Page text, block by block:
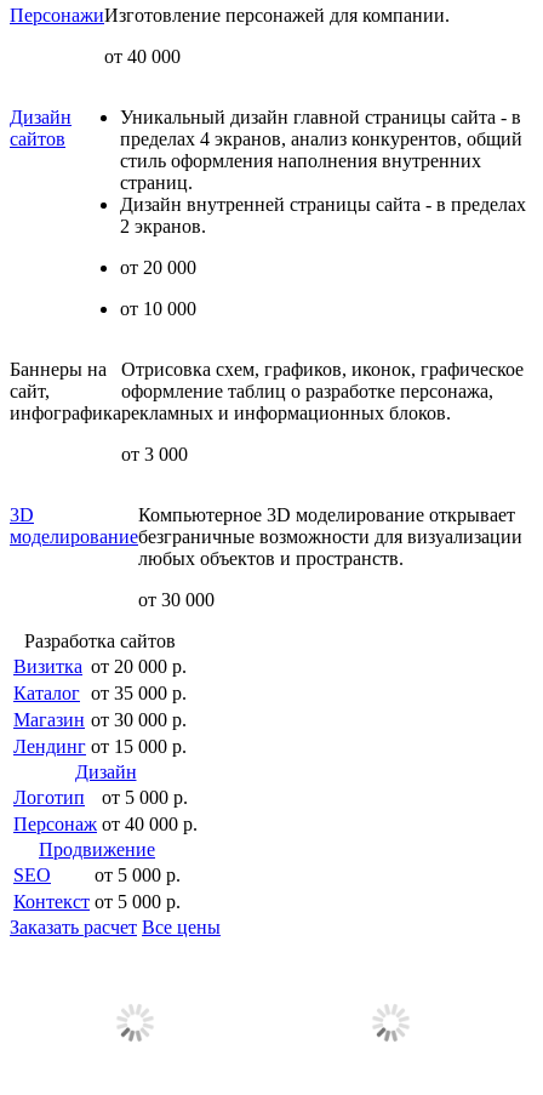
ПерсонажиИзготовление персонажей для компании.
от 40 000
Дизайн
сайтов
Уникальный дизайн главной страницы сайта - в
пределах 4 экранов, анализ конкурентов, общий
стиль оформления наполнения внутренних
страниц.
Дизайн внутренней страницы сайта - в пределах
2 экранов.
от 20 000
от 10 000
Баннеры на
сайт,
инфографика
Отрисовка схем, графиков, иконок, графическое
оформление таблиц о разработке персонажа,
рекламных и информационных блоков.
от 3 000
3D
моделирование
Компьютерное 3D моделирование открывает
безграничные возможности для визуализации
любых объектов и пространств.
от 30 000
Разработка сайтов
Визитка от 20 000 р.
Каталог от 35 000 р.
Магазин от 30 000 р.
Лендинг от 15 000 р.
Дизайн
Логотип
от 5 000 р.
Персонаж от 40 000 р.
Продвижение
SEO
от 5 000 р.
Контекст от 5 000 р.
Заказать расчет Все цены